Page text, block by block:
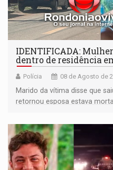
IDENTIFICADA:
dentro de residência
Polícia 08 de Agosto de
Marido da vítima disse que
retornou esposa estava morta